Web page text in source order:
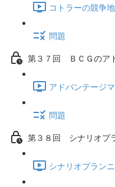
コトラーの競争
問題
第３７回 ＢＣＧのア
アドバンテージ
問題
第３８回 シナリオプ
シナリオプラン